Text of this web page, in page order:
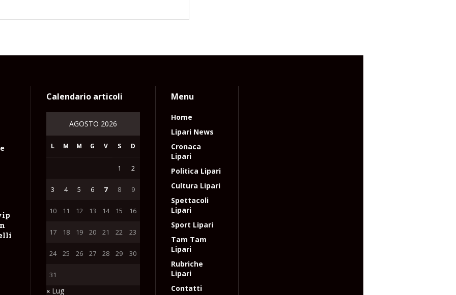
Calendario articoli
AGOSTO 2026
L M M G V S D
1 2
3 4 5 6 7 8 9
10 11 12 13 14 15 16
17 18 19 20 21 22 23
24 25 26 27 28 29 30
31
« Lug
Menu
Home
Lipari News
Cronaca
Lipari
Politica Lipari
Cultura Lipari
Spettacoli
Lipari
Sport Lipari
Tam Tam
Lipari
Rubriche
Lipari
Contatti